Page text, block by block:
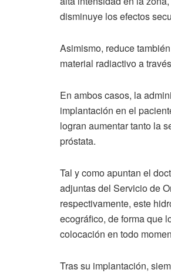
disminuye los efectos
Asimismo, reduce
material radiactivo a
En ambos casos, la
implantación en el
logran aumentar tanto la
próstata.
Tal y como apuntan el
adjuntas del Servicio de
respectivamente, este
ecográfico, de forma que
colocación en todo
Tras su implantación,